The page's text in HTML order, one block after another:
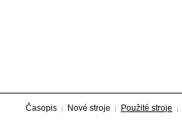
Časopis Nové stroje Použité stroje